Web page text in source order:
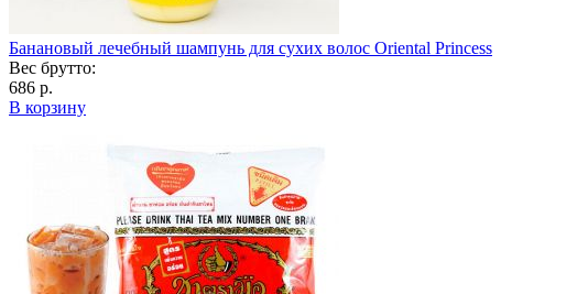
Банановый лечебный шампунь для сухих волос Oriental Princess
Вес брутто:
686 р.
В корзину